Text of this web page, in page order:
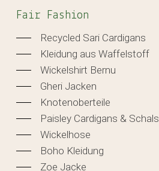
Fair Fashion
Recycled Sari Cardigans
Kleidung aus Waffelstoff
Wickelshirt Bernu
Gheri Jacken
Knotenoberteile
Paisley Cardigans & Schals
Wickelhose
Boho Kleidung
Zoe Jacke